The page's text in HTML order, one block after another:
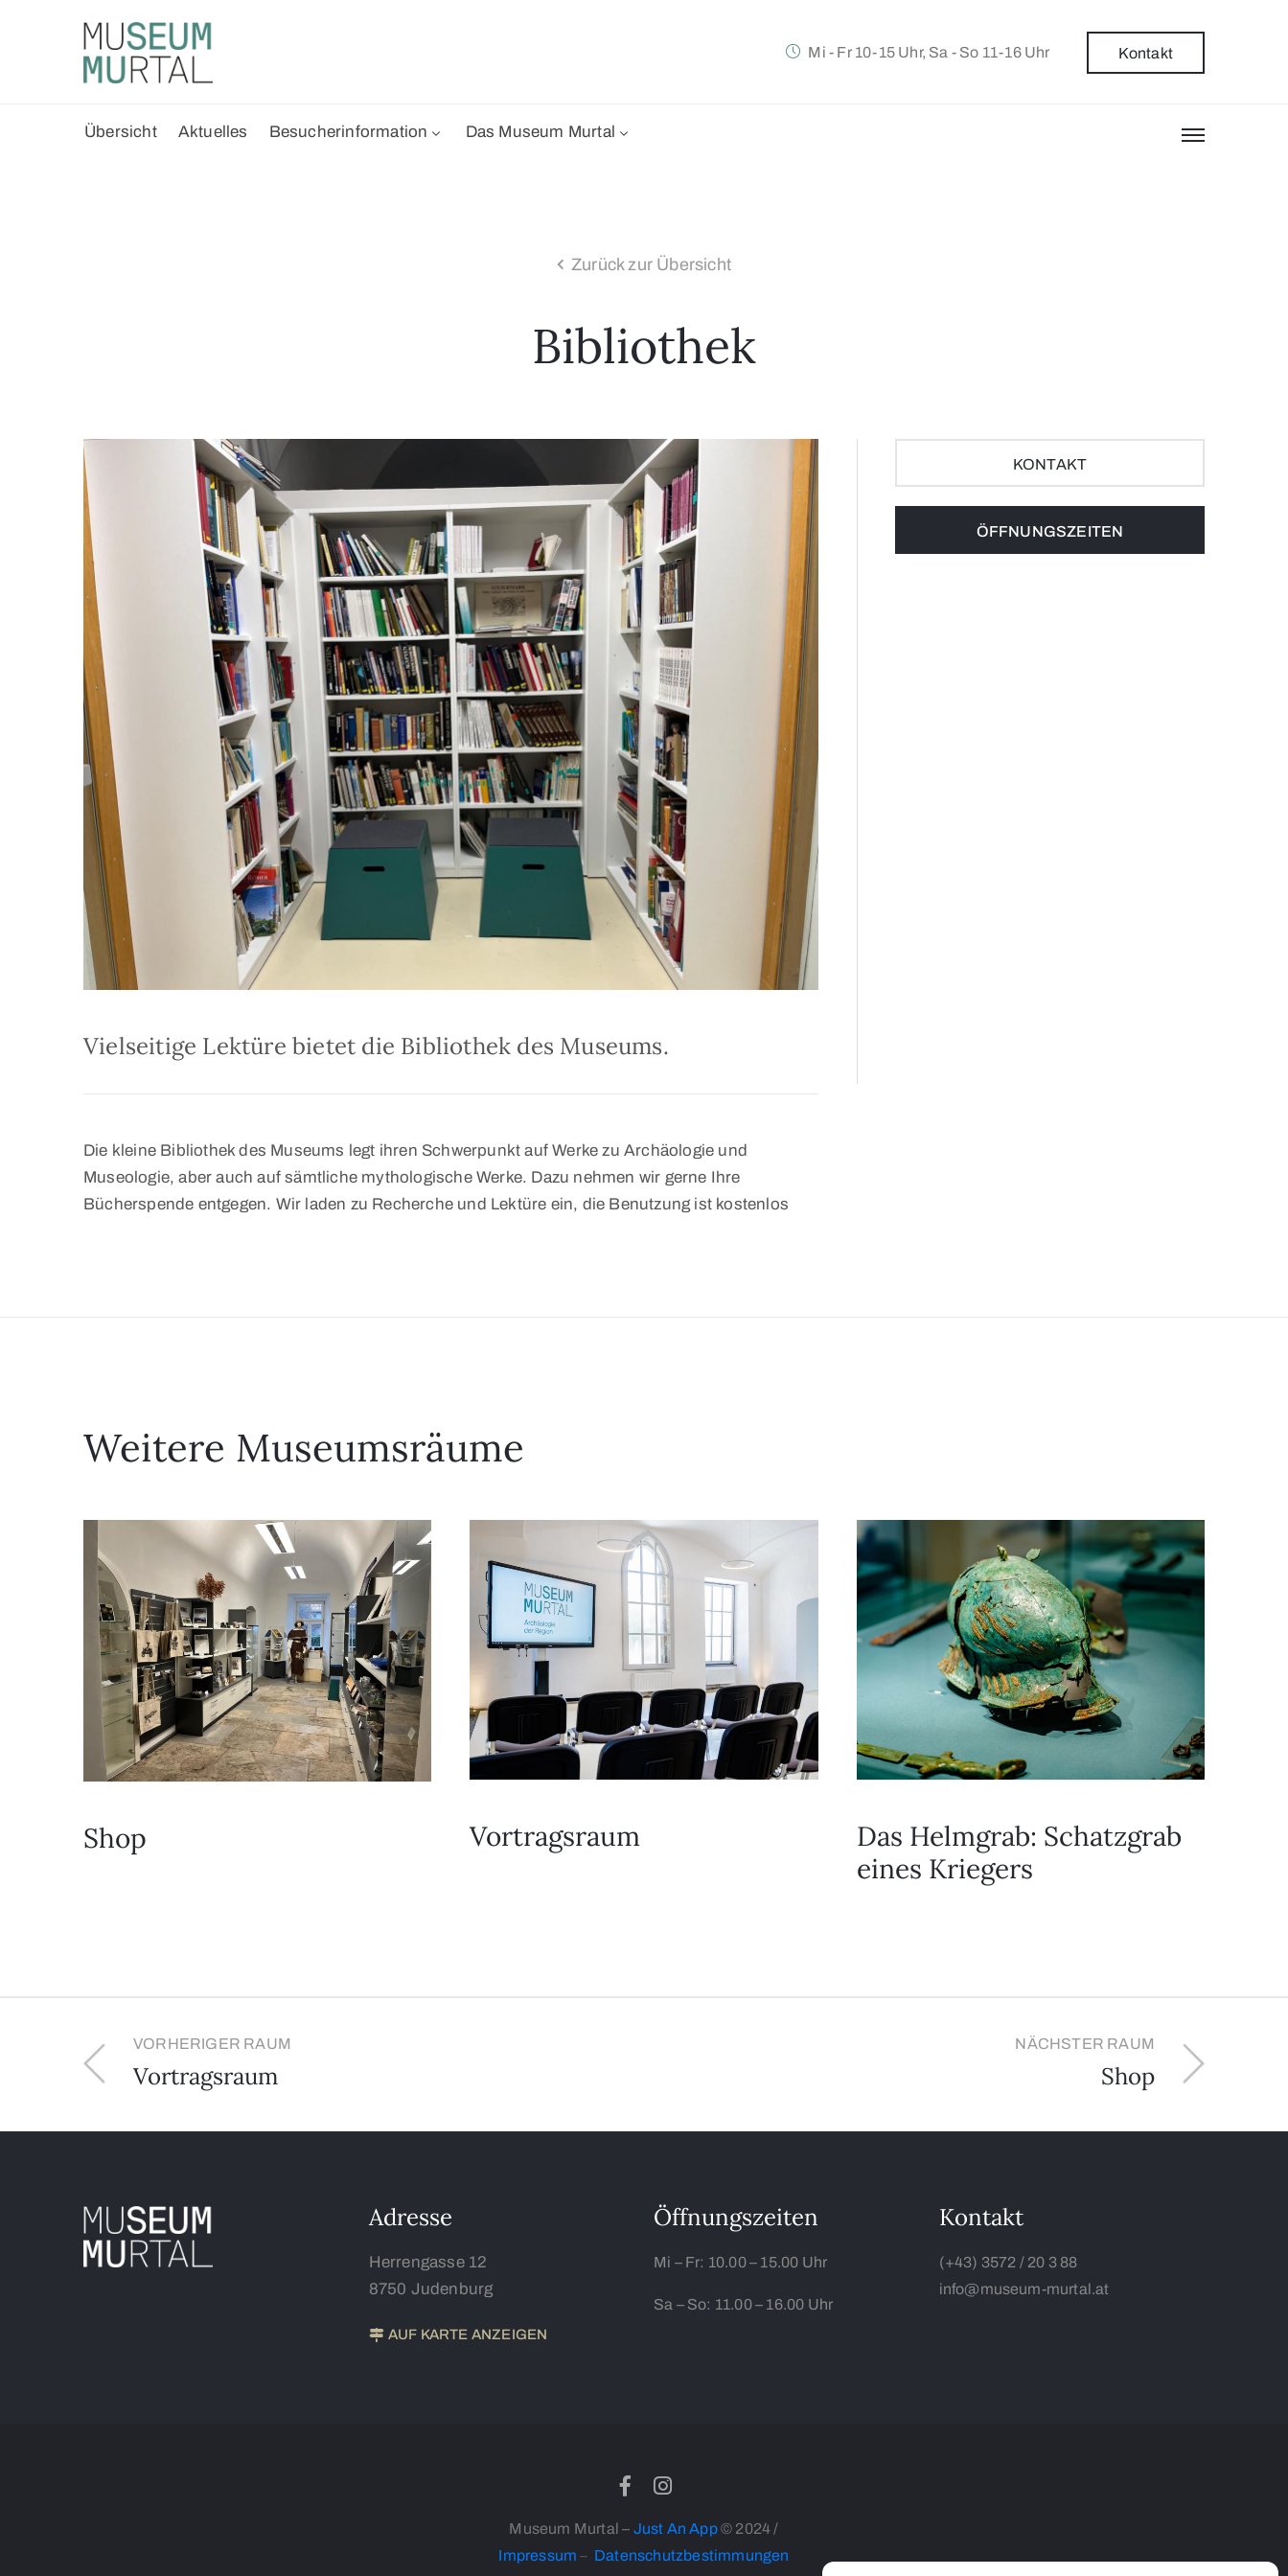
Mi - Fr 10-15 Uhr, Sa - So 11-16 Uhr Kontakt
Übersicht Aktuelles Besucherinformation Das Museum Murtal
Zurück zur Übersicht
Bibliothek
Vielseitige Lektüre bietet die Bibliothek des Museums.
Die kleine Bibliothek des Museums legt ihren Schwerpunkt auf Werke zu Archäologie und
Museologie, aber auch auf sämtliche mythologische Werke. Dazu nehmen wir gerne Ihre
Bücherspende entgegen. Wir laden zu Recherche und Lektüre ein, die Benutzung ist kostenlos
KONTAKT
ÖFFNUNGSZEITEN
Weitere Museumsräume
Shop Vortragsraum
Das Helmgrab: Schatzgrab
eines Kriegers
VORHERIGER RAUM
Vortragsraum
NÄCHSTER RAUM
Shop
Adresse
Herrengasse 12
8750 Judenburg
AUF KARTE ANZEIGEN
Öffnungszeiten
Mi – Fr: 10.00 – 15.00 Uhr
Sa – So: 11.00 – 16.00 Uhr
Kontakt
(+43) 3572 / 20 3 88
info@museum-murtal.at
Museum Murtal – Just An App© 2024 /
Impressum – Datenschutzbestimmungen